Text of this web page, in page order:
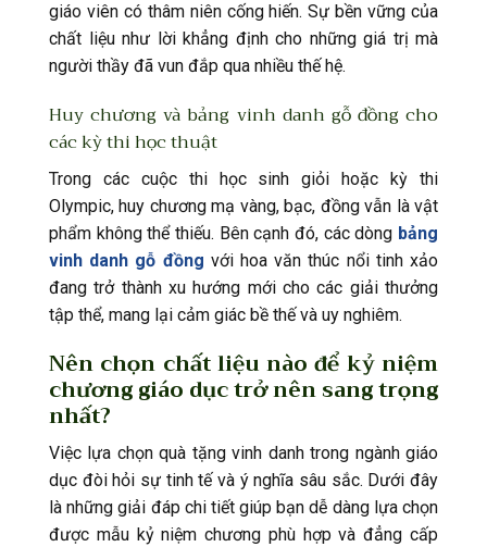
giáo viên có thâm niên cống hiến. Sự bền vững của
chất liệu như lời khẳng định cho những giá trị mà
người thầy đã vun đắp qua nhiều thế hệ.
Huy chương và bảng vinh danh gỗ đồng cho
các kỳ thi học thuật
Trong các cuộc thi học sinh giỏi hoặc kỳ thi
Olympic, huy chương mạ vàng, bạc, đồng vẫn là vật
phẩm không thể thiếu. Bên cạnh đó, các dòng bảng
vinh danh gỗ đồng với hoa văn thúc nổi tinh xảo
đang trở thành xu hướng mới cho các giải thưởng
tập thể, mang lại cảm giác bề thế và uy nghiêm.
Nên chọn chất liệu nào để kỷ niệm
chương giáo dục trở nên sang trọng
nhất?
Việc lựa chọn quà tặng vinh danh trong ngành giáo
dục đòi hỏi sự tinh tế và ý nghĩa sâu sắc. Dưới đây
là những giải đáp chi tiết giúp bạn dễ dàng lựa chọn
được mẫu kỷ niệm chương phù hợp và đẳng cấp